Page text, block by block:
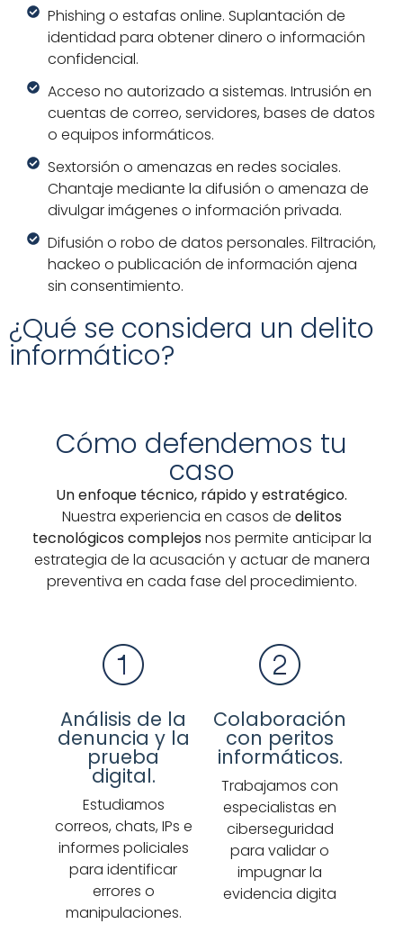
¿Qué se considera un delito
informático?
Phishing o estafas online. Suplantación de
identidad para obtener dinero o información
confidencial.
Acceso no autorizado a sistemas. Intrusión en
cuentas de correo, servidores, bases de datos
o equipos informáticos.
Sextorsión o amenazas en redes sociales.
Chantaje mediante la difusión o amenaza de
divulgar imágenes o información privada.
Difusión o robo de datos personales. Filtración,
hackeo o publicación de información ajena
sin consentimiento.
Cómo defendemos tu
caso
Un enfoque técnico, rápido y estratégico.
Nuestra experiencia en casos de delitos
tecnológicos complejos nos permite anticipar la
estrategia de la acusación y actuar de manera
preventiva en cada fase del procedimiento.
Análisis de la
denuncia y la
prueba
digital.
Estudiamos
correos, chats, IPs e
informes policiales
para identificar
errores o
manipulaciones.
Colaboración
con peritos
informáticos.
Trabajamos con
especialistas en
ciberseguridad
para validar o
impugnar la
evidencia digita